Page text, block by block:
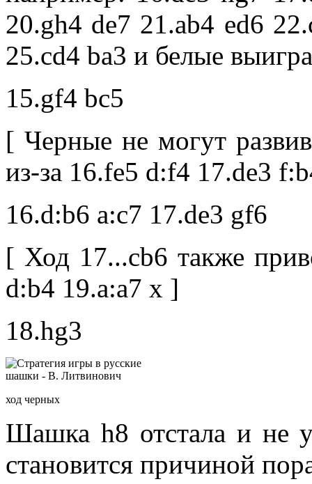
20.gh4 de7 21.ab4 ed6
25.cd4 ba3 и белые
15.gf4 bc5
[ Черные не могут
из-за 16.fe5 d:f4 17.de3
16.d:b6 a:c7 17.de3 gf6
[ Ход 17...cb6 также
d:b4 19.a:a7 x ]
18.hg3
ход черных
Шашка h8 отстала и не
становится причиной